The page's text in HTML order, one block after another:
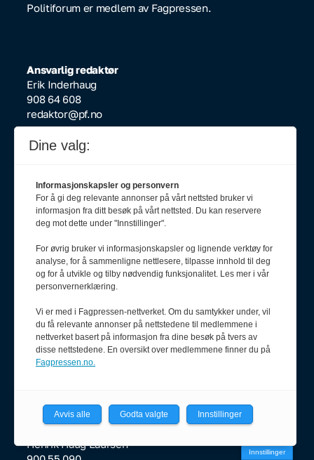
Politiforum er medlem av Fagpressen.
Ansvarlig redaktør
Erik Inderhaug
908 64 608
redaktor@pf.no
Redaksjonssjef
oda@pf.no
Journalist
Karianne Grindem
408 62 411
karianne@pf.no
Journalist
Olav Stadheim
957 38 579
olav@pf.no
Journalist
Henrik Haug Laursen
Innstillinger
Dine valg:
Informasjonskapsler og personvern
For å gi deg relevante annonser på vårt nettsted bruker vi
informasjon fra ditt besøk på vårt nettsted. Du kan reservere
deg mot dette under "Innstillinger".
For øvrig bruker vi informasjonskapsler og lignende verktøy for
analyse, for å sammenligne nettlesere, tilpasse innhold til deg
og for å utvikle og tilby nødvendig funksjonalitet. Les mer i vår
personvernerklæring.
Vi er med i Fagpressen-nettverket. Om du samtykker under, vil
du få relevante annonser på nettstedene til medlemmene i
nettverket basert på informasjon fra dine besøk på tvers av
disse nettstedene. En oversikt over medlemmene finner du på
Fagpressen.no.
Avvis alle Godta valgte Innstillinger